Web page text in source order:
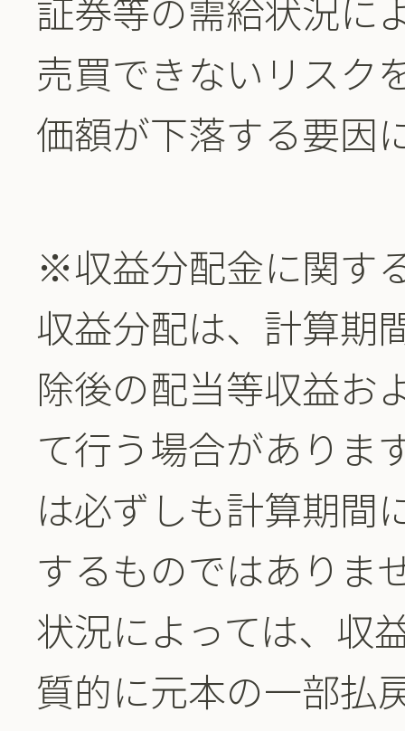
証券等の需給状況に
売買できないリスク
価額が下落する要因
※収益分配金に関す
収益分配は、計算期
除後の配当等収益お
て行う場合がありま
は必ずしも計算期間
するものではありま
状況によっては、収
質的に元本の一部払